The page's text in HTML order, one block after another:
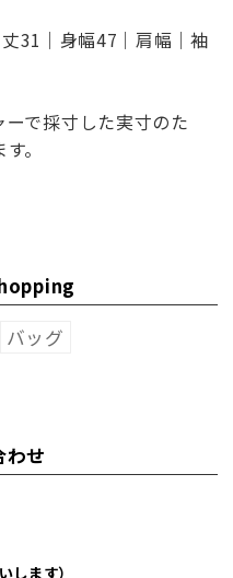
31｜身幅47｜肩幅｜袖
で採寸した実寸のた
。
バッグ
わせ
します）